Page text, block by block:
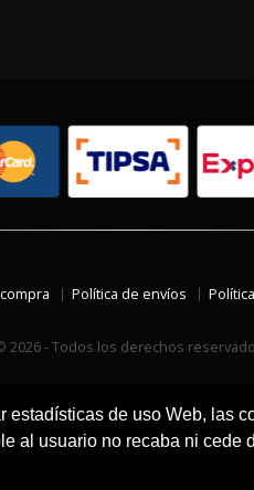
de uso Web, las
al usuario no recaba ni cede
Política de envíos
2026 - Todos los derechos